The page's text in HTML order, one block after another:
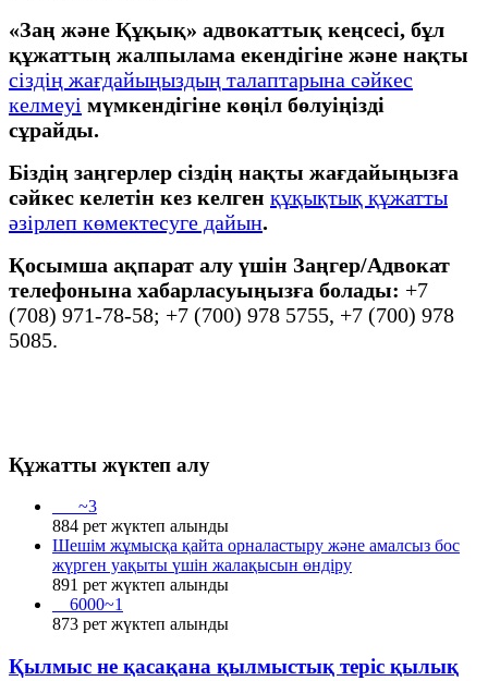
«Заң және Құқық» адвокаттық кеңсесі, бұл
құжаттың жалпылама екендігіне және нақты
сіздің жағдайыңыздың талаптарына сәйкес
келмеуі мүмкендігіне көңіл бөлуіңізді
сұрайды.
Біздің заңгерлер сіздің нақты жағдайыңызға
сәйкес келетін кез келген құқықтық құжатты
әзірлеп көмектесуге дайын.
Қосымша ақпарат алу үшін Заңгер/Адвокат
телефонына хабарласуыңызға болады: +7
(708) 971-78-58; +7 (700) 978 5755, +7 (700) 978
5085.
Құжатты жүктеп алу
___~3
884 рет жүктеп алынды
Шешім жұмысқа қайта орналастыру және амалсыз бос
жүрген уақыты үшін жалақысын өндіру
891 рет жүктеп алынды
__6000~1
873 рет жүктеп алынды
Қылмыс не қасақана қылмыстық теріс қылық